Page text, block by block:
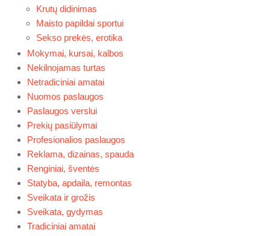
Krutų didinimas
Maisto papildai sportui
Sekso prekės, erotika
Mokymai, kursai, kalbos
Nekilnojamas turtas
Netradiciniai amatai
Nuomos paslaugos
Paslaugos verslui
Prekių pasiūlymai
Profesionalios paslaugos
Reklama, dizainas, spauda
Renginiai, šventės
Statyba, apdaila, remontas
Sveikata ir grožis
Sveikata, gydymas
Tradiciniai amatai